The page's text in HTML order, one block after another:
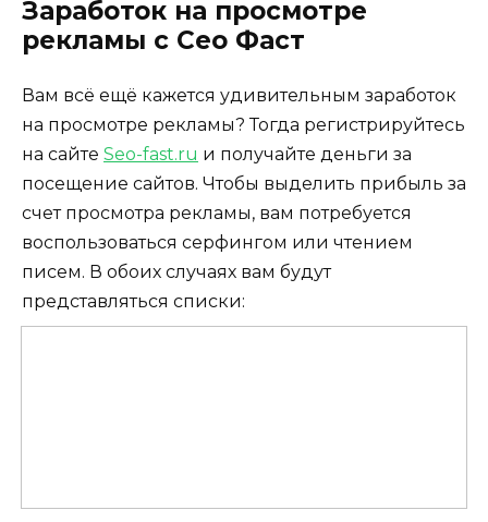
Заработок на просмотре
рекламы с Сео Фаст
Вам всё ещё кажется удивительным заработок
на просмотре рекламы? Тогда регистрируйтесь
на сайте Seo-fast.ru и получайте деньги за
посещение сайтов. Чтобы выделить прибыль за
счет просмотра рекламы, вам потребуется
воспользоваться серфингом или чтением
писем. В обоих случаях вам будут
представляться списки: